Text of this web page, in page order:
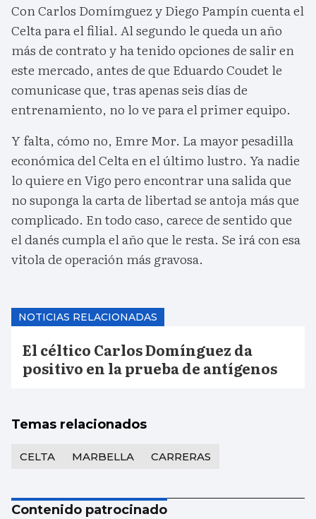
Con Carlos Domímguez y Diego Pampín cuenta el
Celta para el filial. Al segundo le queda un año
más de contrato y ha tenido opciones de salir en
este mercado, antes de que Eduardo Coudet le
comunicase que, tras apenas seis días de
entrenamiento, no lo ve para el primer equipo.
Y falta, cómo no, Emre Mor. La mayor pesadilla
económica del Celta en el último lustro. Ya nadie
lo quiere en Vigo pero encontrar una salida que
no suponga la carta de libertad se antoja más que
complicado. En todo caso, carece de sentido que
el danés cumpla el año que le resta. Se irá con esa
vitola de operación más gravosa.
NOTICIAS RELACIONADAS
El céltico Carlos Domínguez da
positivo en la prueba de antígenos
Temas relacionados
CELTA MARBELLA CARRERAS
Contenido patrocinado